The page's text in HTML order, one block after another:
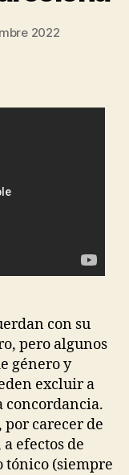
2022
con su
pero algunos
género y
excluir a
concordancia.
por carecer de
efectos de
tónico (siempre